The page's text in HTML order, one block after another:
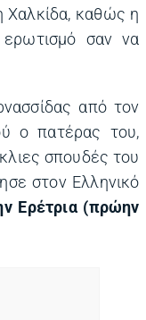
Χαλκίδα, καθώς η
σαν να
από τον
ο πατέρας του,
σπουδές του
στον Ελληνικό
Ερέτρια (πρώην